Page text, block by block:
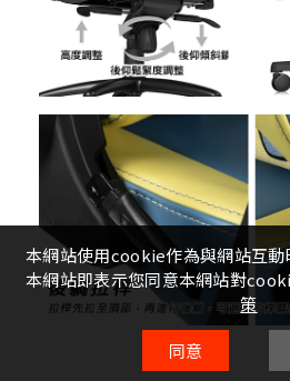
本網站使用cookie作為與網站互
本網站即表示您同意本網站對
策
同意